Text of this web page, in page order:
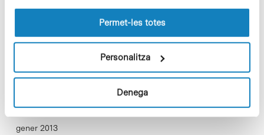
les cookies pot consultar laPolítica de cookiesdel
Permet-les totes
Personalitza
Denega
juliol 2013
maig 2013
gener 2013